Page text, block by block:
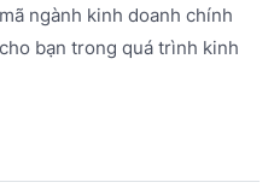
ngành kinh doanh chính
bạn trong quá trình kinh